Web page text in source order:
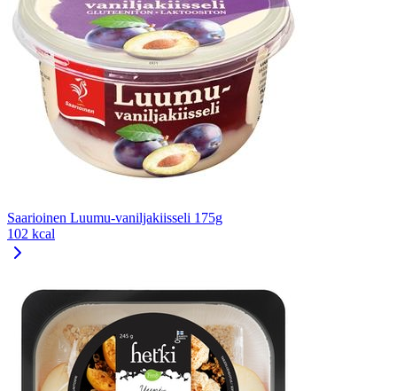
Saarioinen Luumu-vaniljakiisseli 175g
102 kcal